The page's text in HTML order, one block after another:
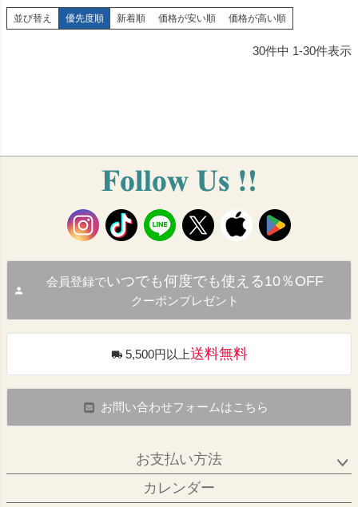
並び替え 優先度順 新着順 価格が安い順 価格が高い順
30件中 1-30件表示
会員登録でいつでも何度でも使える10％OFF
クーポンプレゼント
5,500円以上送料無料
お問い合わせフォームはこちら
お支払い方法
カレンダー